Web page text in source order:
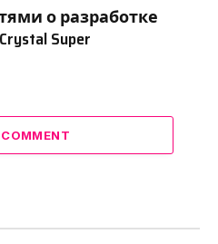
о разработке
Super